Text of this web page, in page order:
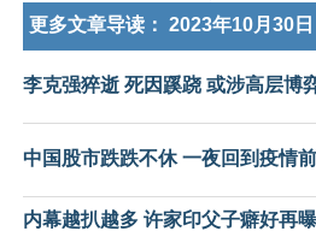
更多文章导读： 2023年10月30日
李克强猝逝 死因蹊跷 或涉高层博
中国股市跌跌不休 一夜回到疫情前
内幕越扒越多 许家印父子癖好再